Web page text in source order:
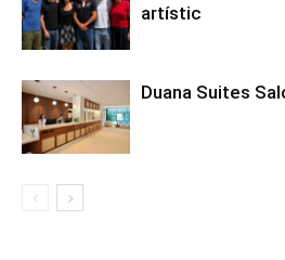
artístic
Duana Suites